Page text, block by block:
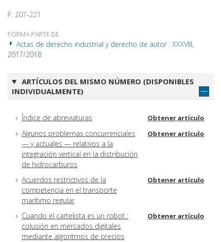
P. 207-221
FORMA PARTE DE
Actas de derecho industrial y derecho de autor : XXXVIII,
2017/2018
ARTÍCULOS DEL MISMO NÚMERO (DISPONIBLES
INDIVIDUALMENTE)
Índice de abreviaturas Obtener artículo
Algunos problemas concurrenciales
— y actuales — relativos a la
integración vertical en la distribución
de hidrocarburos
Obtener artículo
Acuerdos restrictivos de la
competencia en el transporte
marítimo regular
Obtener artículo
Cuando el cartelista es un robot :
colusión en mercados digitales
mediante algoritmos de precios
Obtener artículo